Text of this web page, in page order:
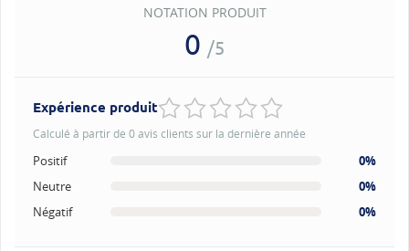
NOTATION PRODUIT
0 /5
Expérience produit
Calculé à partir de 0 avis clients sur la dernière année
Positif
0%
Neutre
0%
Négatif
0%